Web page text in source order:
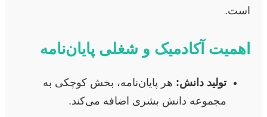
است.
اهمیت آکادمیک و شغلی پایان‌نامه
تولید دانش: هر پایان‌نامه، بخش کوچکی به
مجموعه دانش بشری اضافه می‌کند.